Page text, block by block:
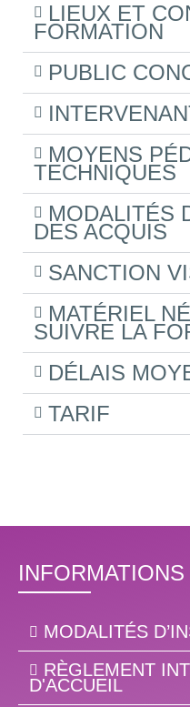
LIEUX ET
FORMATION
PUBLIC
MOYENS
TECHNIQUES
MODALITÉS
DES ACQUIS
SANCTION
MATÉRIEL
SUIVRE LA
DÉLAIS
TARIF
INFORMATIONS
MODALITÉS
RÈGLEMENT
D'ACCUEIL